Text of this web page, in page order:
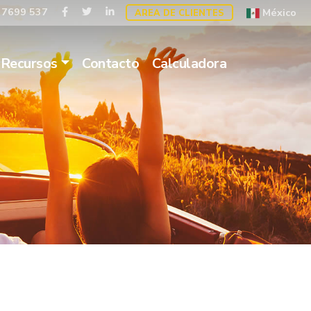
537 AREA DE CLIENTES México
Recursos Contacto Calculadora